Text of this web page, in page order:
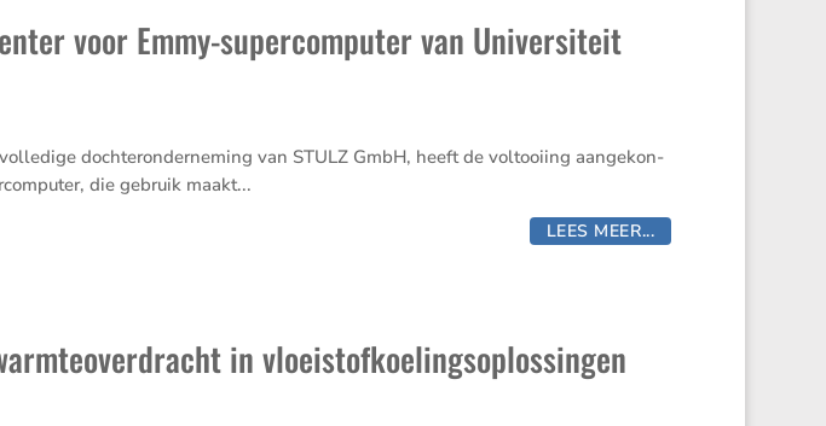
voor Emmy-supercomputer van Universiteit
dochter­on­der­ne­ming van STULZ GmbH, heeft de voltooiing aange­kon­
die gebruik maakt...
LEES MEER...
in vloeistofkoelingsoplossingen